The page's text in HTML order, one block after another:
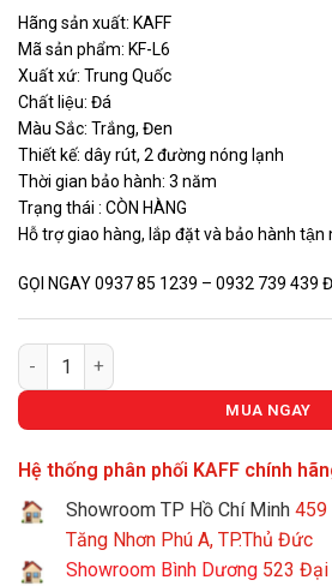
Hãng sản xuất: KAFF
Mã sản phẩm: KF-L6
Xuất xứ: Trung Quốc
Chất liệu: Đá
Màu Sắc: Trắng, Đen
Thiết kế: dây rút, 2 đường nóng lạnh
Thời gian bảo hành: 3 năm
Trạng thái : CÒN HÀNG
Hỗ trợ giao hàng, lắp đặt và bảo hành tận
GỌI NGAY 0937 85 1239 – 0932 739 439
VÒI RỬA ĐÁ KAFF KF-L6 số lượng
MUA NGAY
Hệ thống phân phối KAFF chính
Showroom TP Hồ Chí Minh 459
Tăng Nhơn Phú A, TP.Thủ Đức
Showroom Bình Dương 523 Đại